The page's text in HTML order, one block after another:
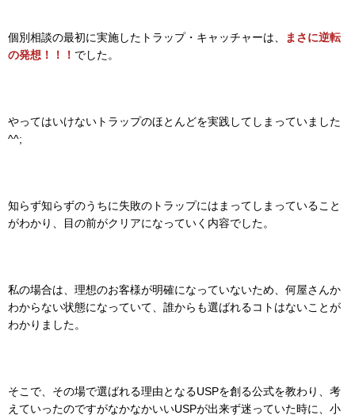
個別相談の最初に実施したトラップ・キャッチャーは、
まさに逆転
の発想！！！ でした。
やってはいけないトラップのほとんどを実践してしまっていました
^^;
知らず知らずのうちに失敗のトラップにはまってしまっていること
がわかり、目の前がクリアになっていく 内容でした。
私の場合は、理想のお客様が明確になっていないため、何屋さんか
わからない状態になっていて、誰からも選ばれるコトはないことが
わかりました。
そこで、その場で選ばれる理由となるUSPを創る公式を教わり、考
えていったのですがなかなかいいUSPが出来ず迷っていた時に、小